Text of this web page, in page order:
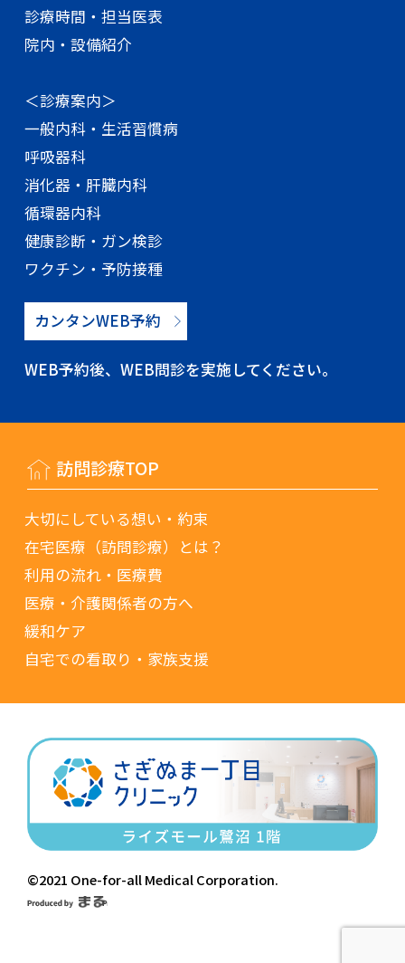
診療時間・担当医表
院内・設備紹介
＜診療案内＞
一般内科・生活習慣病
呼吸器科
消化器・肝臓内科
循環器内科
健康診断・ガン検診
ワクチン・予防接種
カンタンWEB予約
WEB予約後、WEB問診を実施してください。
訪問診療TOP
大切にしている想い・約束
在宅医療（訪問診療）とは？
利用の流れ・医療費
医療・介護関係者の方へ
緩和ケア
自宅での看取り・家族支援
©2021 One-for-all Medical Corporation.